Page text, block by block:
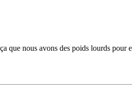
que nous avons des poids lourds